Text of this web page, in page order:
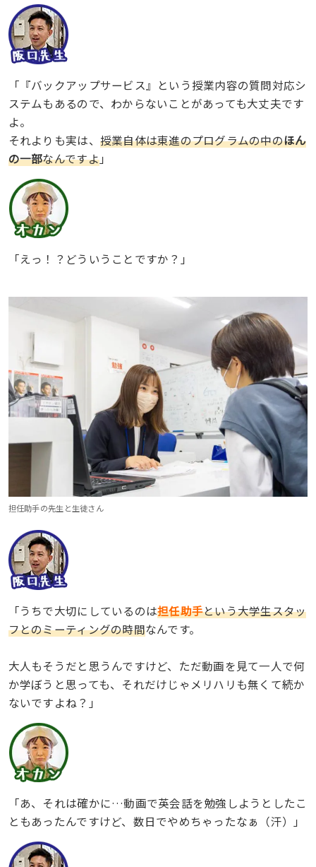
「『バックアップサービス』という授業内容の質問対応シ
ステムもあるので、わからないことがあっても大丈夫です
よ。
それよりも実は、 授業自体は東進のプログラムの中のほん
の一部なんですよ」
「えっ！？どういうことですか？」
担任助手の先生と生徒さん
「うちで大切にしているのは担任助手という大学生スタッ
フとのミーティングの時間なんです。
大人もそうだと思うんですけど、ただ動画を見て一人で何
か学ぼうと思っても、それだけじゃメリハリも無くて続か
ないですよね？」
「あ、それは確かに…動画で英会話を勉強しようとしたこ
ともあったんですけど、数日でやめちゃったなぁ（汗）」